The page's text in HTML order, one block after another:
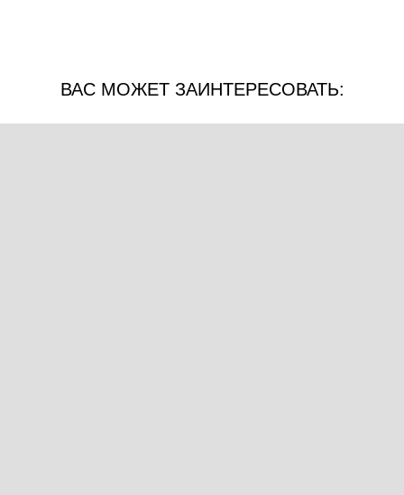
ВАС МОЖЕТ ЗАИНТЕРЕСОВАТЬ: